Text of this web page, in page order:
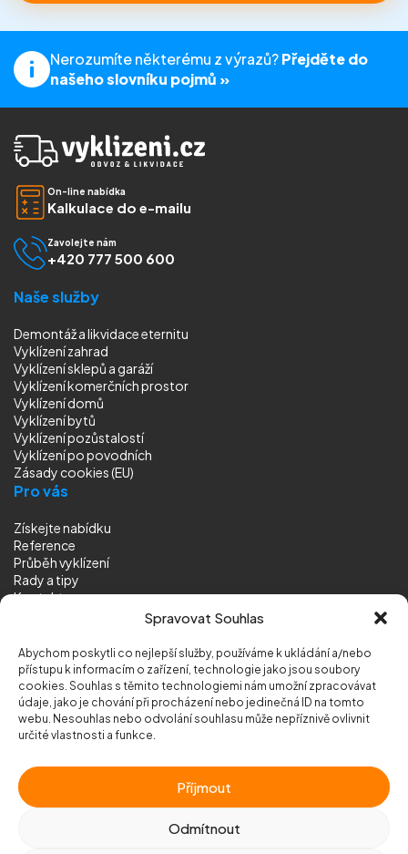
Spravovat Souhlas
Abychom poskytli co nejlepší služby, používáme k ukládání a/nebo
přístupu k informacím o zařízení, technologie jako jsou soubory
cookies. Souhlas s těmito technologiemi nám umožní zpracovávat
údaje, jako je chování při procházení nebo jedinečná ID na tomto
webu. Nesouhlas nebo odvolání souhlasu může nepříznivě ovlivnit
určité vlastnosti a funkce.
Příjmout
Odmítnout
Nerozumíte některému z výrazů?Přejděte do
našeho slovníku pojmů »
On-line nabídka
Kalkulace do e-mailu
Zavolejte nám
+420 777 500 600
Naše služby
Demontáž a likvidace eternitu
Vyklízení zahrad
Vyklízení sklepů a garáží
Vyklízení komerčních prostor
Vyklízení domů
Vyklízení bytů
Vyklízení pozůstalostí
Vyklízenípo povodních
Zásady cookies (EU)
Pro vás
Získejte nabídku
Reference
Průběh vyklízení
Rady a tipy
Kontakt
© 2026 Vyklizeni.cz (mapa stránek)
Chráněno služboureCAPTCHA